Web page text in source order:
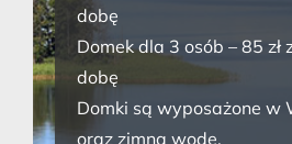
dobę
Domek dla 3 osób – 85 zł
dobę
Domki są wyposażone w
oraz zimną wodę.